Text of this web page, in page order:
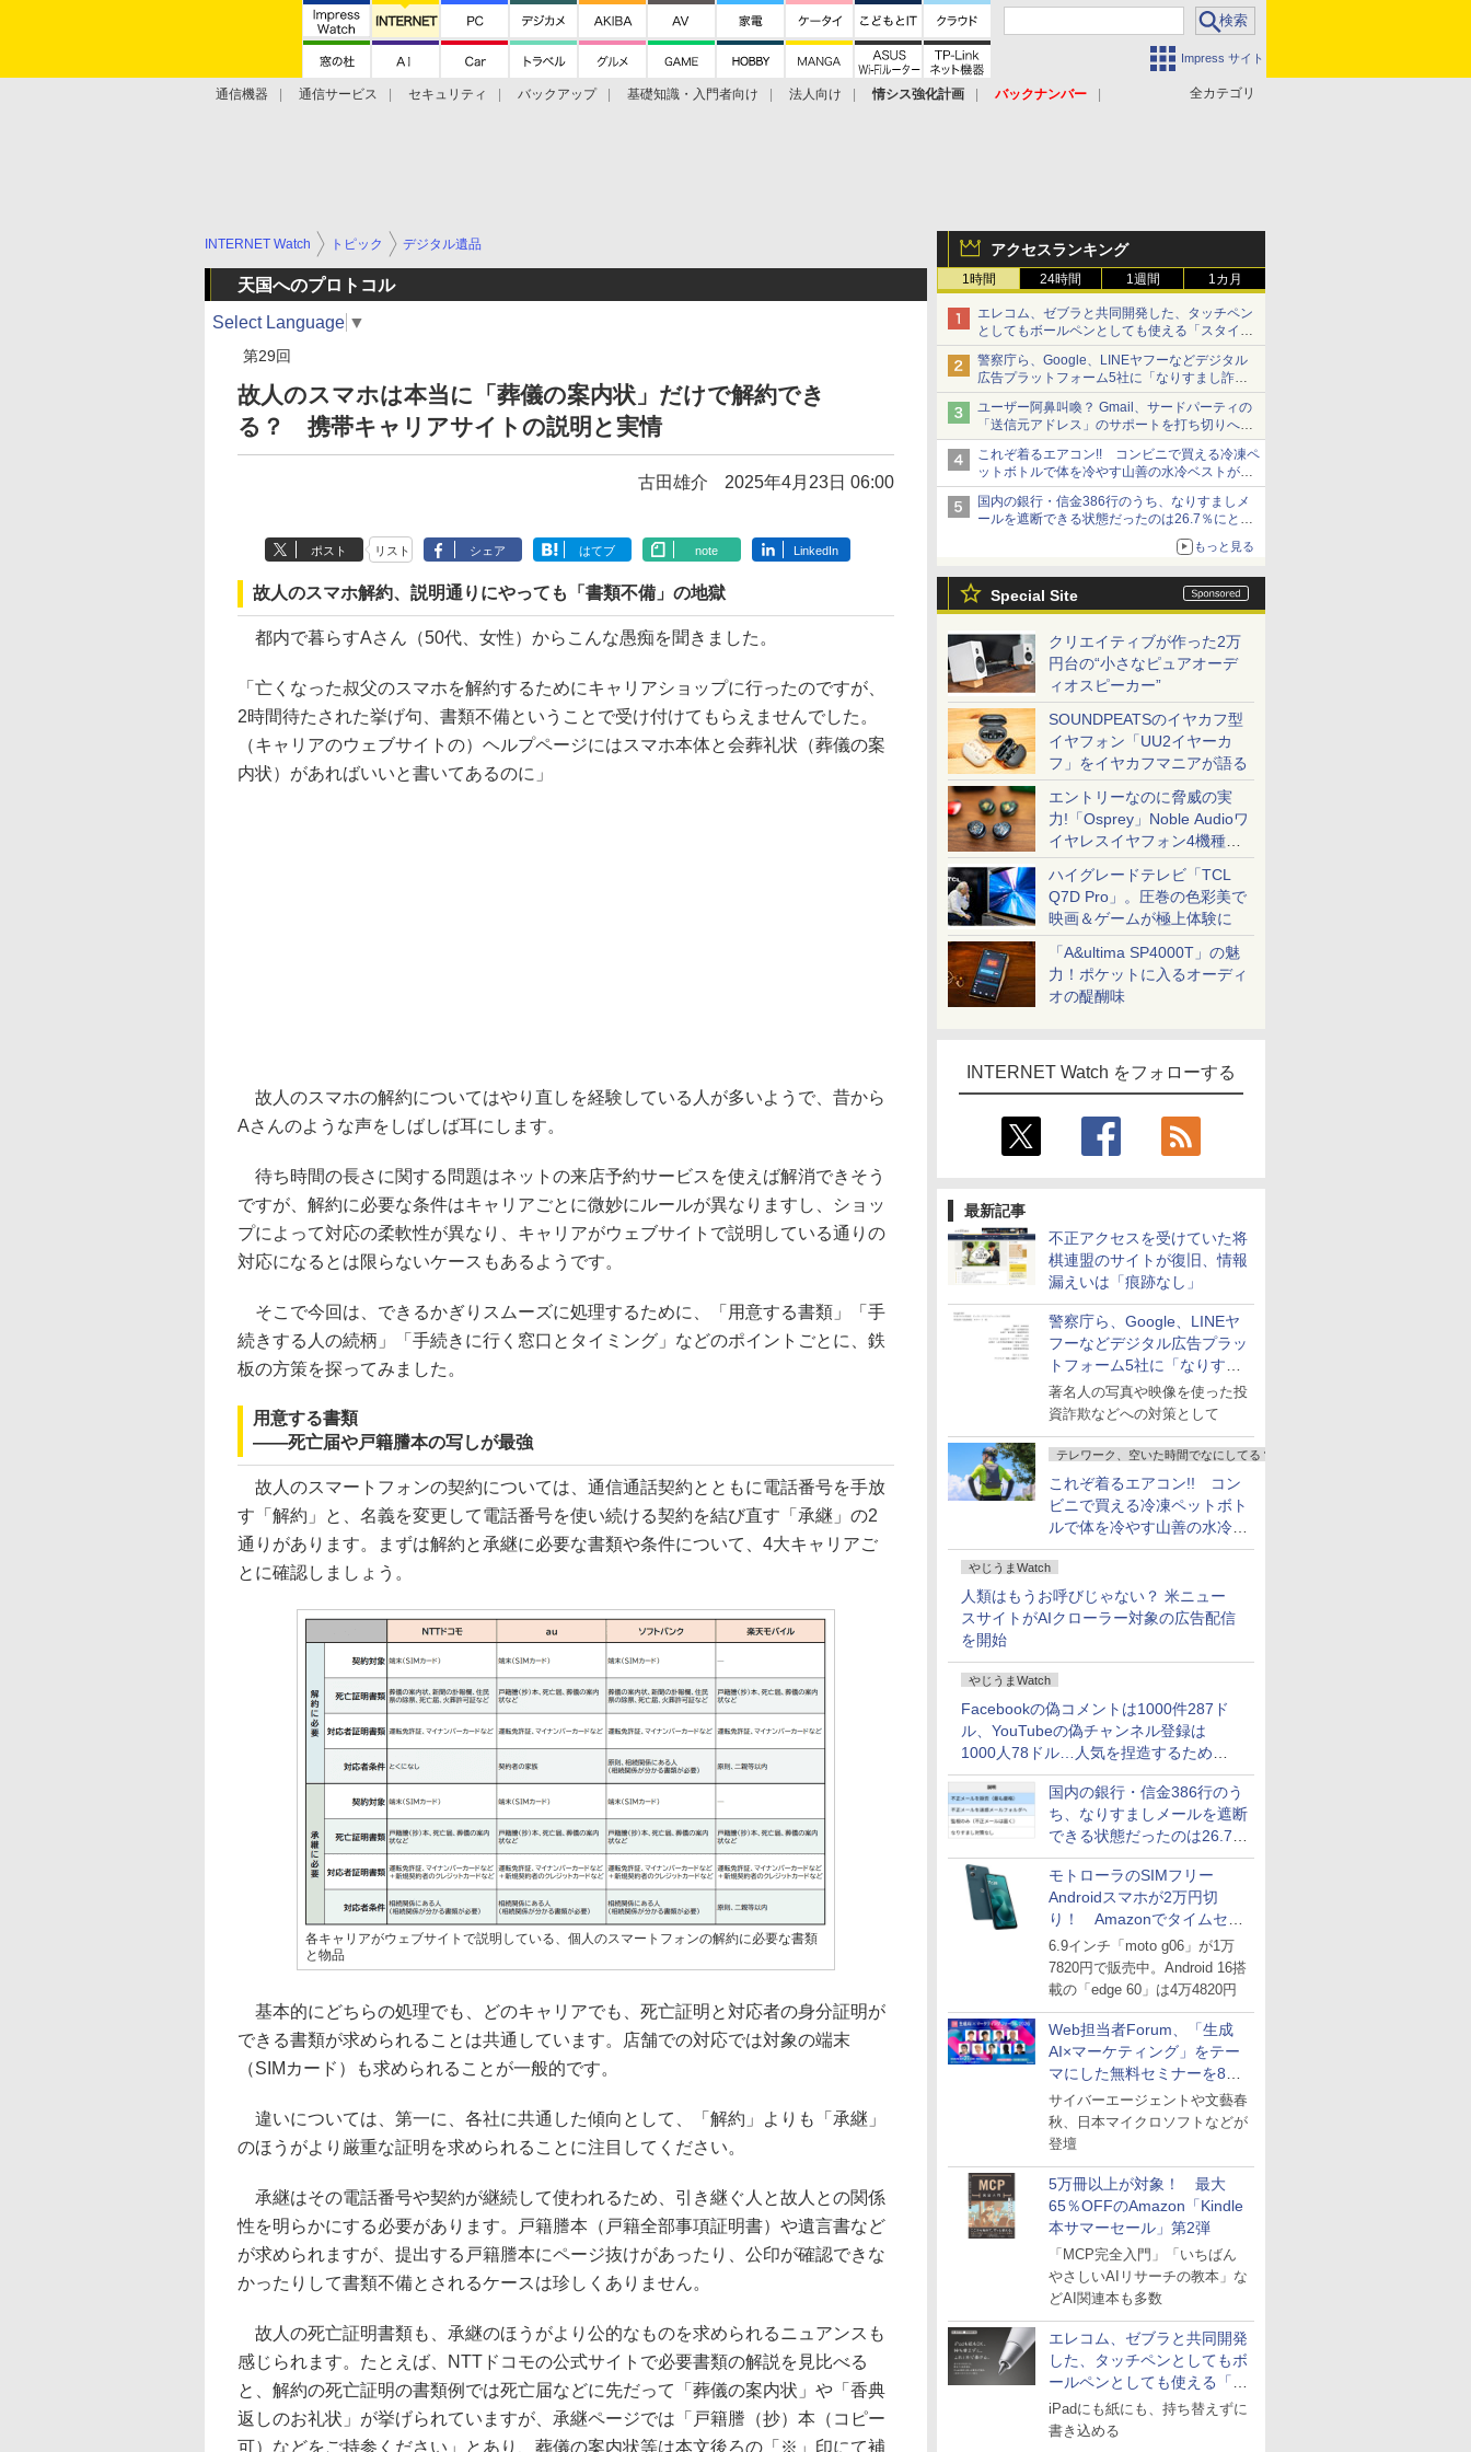
Impress サイト
全カテゴリ
通信機器 通信サービス セキュリティ バックアップ 基礎知識・入門者向け 法人向け 情シス強化計画
バックナンバー
アクセスランキング
1時間 24時間 1週間 1カ月
エレコム、ゼブラと共同開発した、タッチペン
としてもボールペンとしても使える「スタイラ
スツーウェイ」発売 iPadにも紙にも、持ち替
えずに書き込める
警察庁ら、Google、LINEヤフーなどデジタル
広告プラットフォーム5社に「なりすまし詐欺
広告」対策強化を要請 著名人の写真や映像を
使った投資詐欺などへの対策として
ユーザー阿鼻叫喚？ Gmail、サードパーティの
「送信元アドレス」のサポートを打ち切りへ
【やじうまWatch】
これぞ着るエアコン!! コンビニで買える冷凍ペ
ットボトルで体を冷やす山善の水冷ベストがロ
ードバイクにちょうどいい【ぼっち・ざ・ろー
ど！その14】【空いた時間でなにしてる？】
国内の銀行・信金386行のうち、なりすましメ
ールを遮断できる状態だったのは26.7％にとど
まる～GMOブランドセキュリティ調査
もっと見る
Special Site
クリエイティブが作った2万
円台の“小さなピュアオーデ
ィオスピーカー”
SOUNDPEATSのイヤカフ型
イヤフォン「UU2イヤーカ
フ」をイヤカフマニアが語る
エントリーなのに脅威の実
力!「Osprey」Noble Audioワ
イヤレスイヤフォン4機種を
一気に聴く
ハイグレードテレビ「TCL
Q7D Pro」。圧巻の色彩美で
映画＆ゲームが極上体験に
「A&ultima SP4000T」の魅
力！ポケットに入るオーディ
オの醍醐味
INTERNET Watch をフォローする
最新記事
不正アクセスを受けていた将
棋連盟のサイトが復旧、情報
漏えいは「痕跡なし」
警察庁ら、Google、LINEヤ
フーなどデジタル広告プラッ
トフォーム5社に「なりすま
し詐欺広告」対策強化を要請
著名人の写真や映像を使った投
資詐欺などへの対策として
テレワーク、空いた時間でなにしてる？
これぞ着るエアコン!! コン
ビニで買える冷凍ペットボト
ルで体を冷やす山善の水冷ベ
ストがロードバイクにちょう
どいい【ぼっち・ざ・ろー
ど！その14】
やじうまWatch
人類はもうお呼びじゃない？ 米ニュー
スサイトがAIクローラー対象の広告配信
を開始
やじうまWatch
Facebookの偽コメントは1000件287ド
ル、YouTubeの偽チャンネル登録は
1000人78ドル…人気を捏造するための
価格リストが公開中
国内の銀行・信金386行のう
ち、なりすましメールを遮断
できる状態だったのは26.7％
にとどまる～GMOブランド
セキュリティ調査
モトローラのSIMフリー
Androidスマホが2万円切
り！ Amazonでタイムセー
ル
6.9インチ「moto g06」が1万
7820円で販売中。Android 16搭
載の「edge 60」は4万4820円
Web担当者Forum、「生成
AI×マーケティング」をテー
マにした無料セミナーを8月
27日にオンライン開催
サイバーエージェントや文藝春
秋、日本マイクロソフトなどが
登壇
5万冊以上が対象！ 最大
65％OFFのAmazon「Kindle
本サマーセール」第2弾
「MCP完全入門」「いちばん
やさしいAIリサーチの教本」な
どAI関連本も多数
エレコム、ゼブラと共同開発
した、タッチペンとしてもボ
ールペンとしても使える「ス
タイラスツーウェイ」発売
iPadにも紙にも、持ち替えずに
書き込める
INTERNET Watch トピック デジタル遺品
天国へのプロトコル
Select Language ▼
第29回
故人のスマホは本当に「葬儀の案内状」だけで解約でき
る？ 携帯キャリアサイトの説明と実情
古田雄介 2025年4月23日 06:00
ポスト リスト シェア はてブ note LinkedIn
故人のスマホ解約、説明通りにやっても「書類不備」の地獄
都内で暮らすAさん（50代、女性）からこんな愚痴を聞きました。
「亡くなった叔父のスマホを解約するためにキャリアショップに行ったのですが、
2時間待たされた挙げ句、書類不備ということで受け付けてもらえませんでした。
（キャリアのウェブサイトの）ヘルプページにはスマホ本体と会葬礼状（葬儀の案
内状）があればいいと書いてあるのに」
故人のスマホの解約についてはやり直しを経験している人が多いようで、昔から
Aさんのような声をしばしば耳にします。
待ち時間の長さに関する問題はネットの来店予約サービスを使えば解消できそう
ですが、解約に必要な条件はキャリアごとに微妙にルールが異なりますし、ショッ
プによって対応の柔軟性が異なり、キャリアがウェブサイトで説明している通りの
対応になるとは限らないケースもあるようです。
そこで今回は、できるかぎりスムーズに処理するために、「用意する書類」「手
続きする人の続柄」「手続きに行く窓口とタイミング」などのポイントごとに、鉄
板の方策を探ってみました。
用意する書類
――死亡届や戸籍謄本の写しが最強
故人のスマートフォンの契約については、通信通話契約とともに電話番号を手放
す「解約」と、名義を変更して電話番号を使い続ける契約を結び直す「承継」の2
通りがあります。まずは解約と承継に必要な書類や条件について、4大キャリアご
とに確認しましょう。
各キャリアがウェブサイトで説明している、個人のスマートフォンの解約に必要な書類
と物品
基本的にどちらの処理でも、どのキャリアでも、死亡証明と対応者の身分証明が
できる書類が求められることは共通しています。店舗での対応では対象の端末
（SIMカード）も求められることが一般的です。
違いについては、第一に、各社に共通した傾向として、「解約」よりも「承継」
のほうがより厳重な証明を求められることに注目してください。
承継はその電話番号や契約が継続して使われるため、引き継ぐ人と故人との関係
性を明らかにする必要があります。戸籍謄本（戸籍全部事項証明書）や遺言書など
が求められますが、提出する戸籍謄本にページ抜けがあったり、公印が確認できな
かったりして書類不備とされるケースは珍しくありません。
故人の死亡証明書類も、承継のほうがより公的なものを求められるニュアンスも
感じられます。たとえば、NTTドコモの公式サイトで必要書類の解説を見比べる
と、解約の死亡証明の書類例では死亡届などに先だって「葬儀の案内状」や「香典
返しのお礼状」が挙げられていますが、承継ページでは「戸籍謄（抄）本（コピー
可）などをご持参ください」とあり、葬儀の案内状等は本文後ろの「※」印にて補